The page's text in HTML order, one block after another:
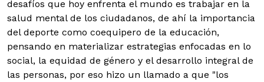
desafíos que hoy enfrenta el mundo es trabajar en la
salud mental de los ciudadanos, de ahí la importancia
del deporte como coequipero de la educación,
pensando en materializar estrategias enfocadas en lo
social, la equidad de género y el desarrollo integral de
las personas, por eso hizo un llamado a que "los